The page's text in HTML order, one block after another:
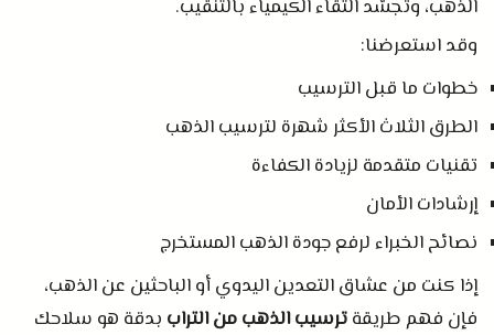
الذهب، وتُجسّد التقاء الكيمياء بالتنقيب.
وقد استعرضنا:
خطوات ما قبل الترسيب
الطرق الثلاث الأكثر شهرة لترسيب الذهب
تقنيات متقدمة لزيادة الكفاءة
إرشادات الأمان
نصائح الخبراء لرفع جودة الذهب المستخرج
إذا كنت من عشاق التعدين اليدوي أو الباحثين عن الذهب،
فإن فهم طريقةترسيب الذهب من التراب بدقة هو سلاحك